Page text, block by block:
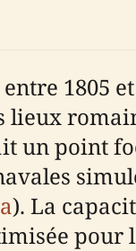
1805 et
lieux
un point
). La